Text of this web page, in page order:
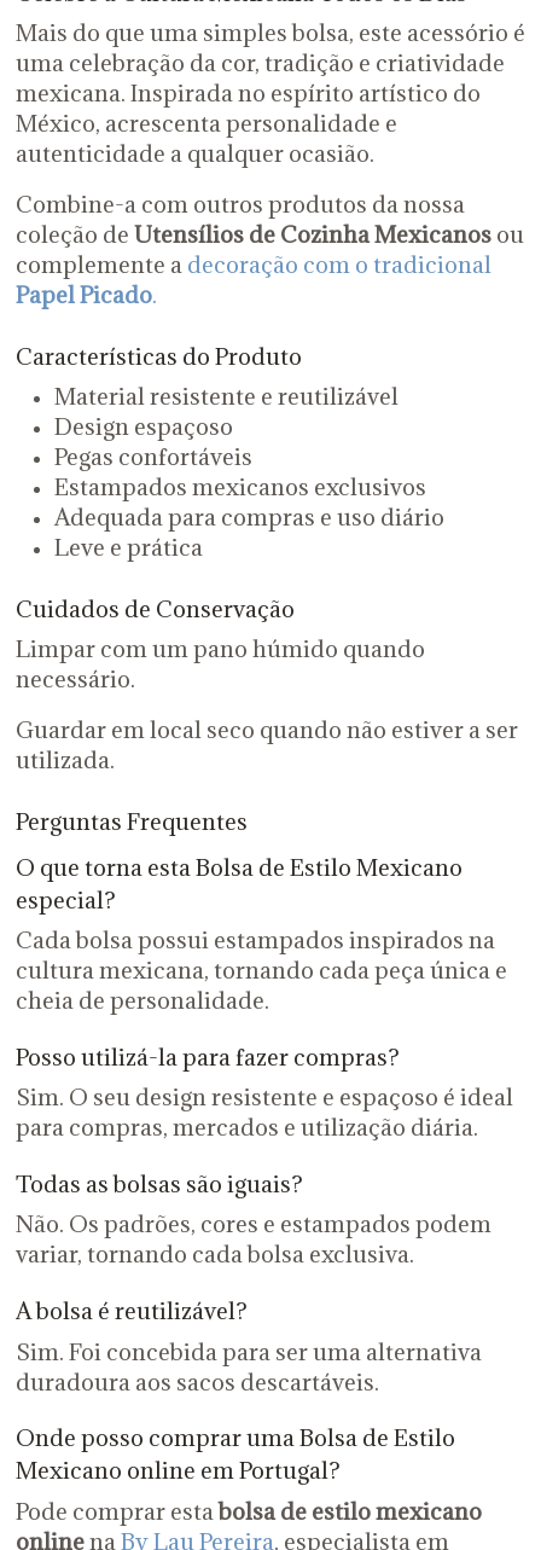
Mais do que uma simples bolsa, este acessório é
uma celebração da cor, tradição e criatividade
mexicana. Inspirada no espírito artístico do
México, acrescenta personalidade e
autenticidade a qualquer ocasião.
Combine-a com outros produtos da nossa
coleção de Utensílios de Cozinha Mexicanosou
complemente a decoração com o tradicional
Papel Picado.
Características do Produto
Material resistente e reutilizável
Design espaçoso
Pegas confortáveis
Estampados mexicanos exclusivos
Adequada para compras e uso diário
Leve e prática
Cuidados de Conservação
Limpar com um pano húmido quando
necessário.
Guardar em local seco quando não estiver a ser
utilizada.
Perguntas Frequentes
O que torna esta Bolsa de Estilo Mexicano
especial?
Cada bolsa possui estampados inspirados na
cultura mexicana, tornando cada peça única e
cheia de personalidade.
Posso utilizá-la para fazer compras?
Sim. O seu design resistente e espaçoso é ideal
para compras, mercados e utilização diária.
Todas as bolsas são iguais?
Não. Os padrões, cores e estampados podem
variar, tornando cada bolsa exclusiva.
A bolsa é reutilizável?
Sim. Foi concebida para ser uma alternativa
duradoura aos sacos descartáveis.
Onde posso comprar uma Bolsa de Estilo
Mexicano online em Portugal?
Pode comprar estabolsa de estilo mexicano
onlinena By Lau Pereira, especialista em